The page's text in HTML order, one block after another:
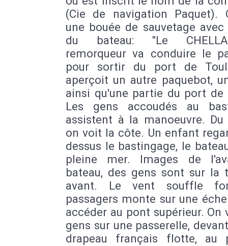
(Cie de navigation Paquet).
une bouée de sauvetage
du bateau: "Le
remorqueur va conduire le
pour sortir du port de
aperçoit un autre paquebot,
ainsi qu'une partie du port de
Les gens accoudés au
assistent à la manoeuvre. Du
on voit la côte. Un enfant
dessus le bastingage, le
pleine mer. Images de
bateau, des gens sont sur la
avant. Le vent souffle
passagers monte sur une
accéder au pont supérieur. On
gens sur une passerelle,
drapeau français flotte, au